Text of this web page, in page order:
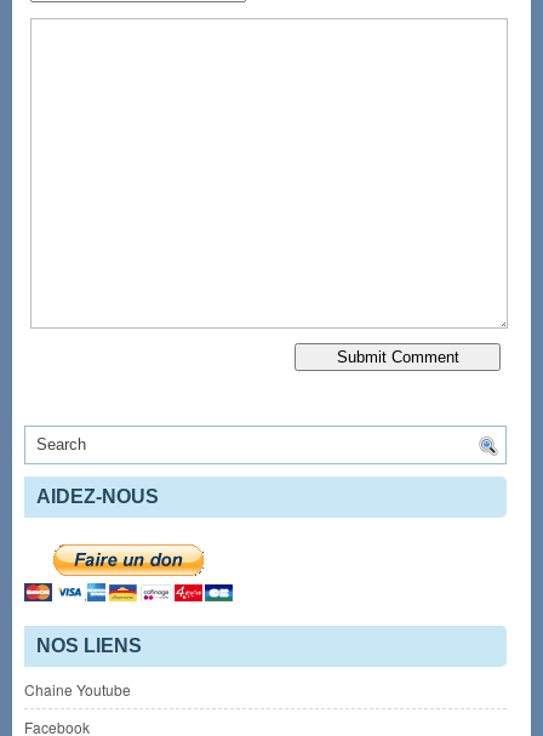
AIDEZ-NOUS
NOS LIENS
Chaine Youtube
Facebook